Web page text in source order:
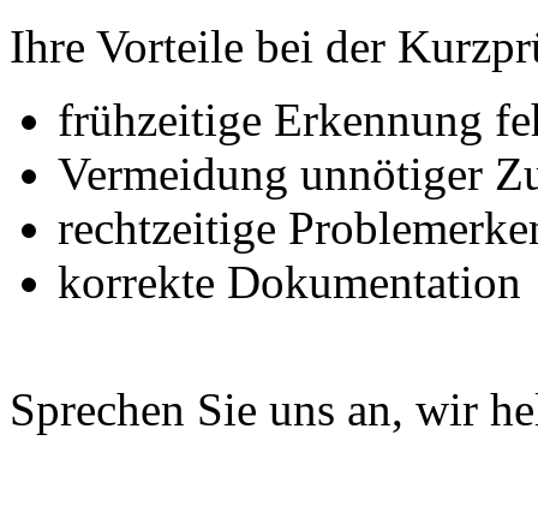
Ihre Vorteile bei der
frühzeitige Erkennung
Vermeidung unnötiger
rechtzeitige
korrekte Dokumentation
Sprechen Sie uns an, wir